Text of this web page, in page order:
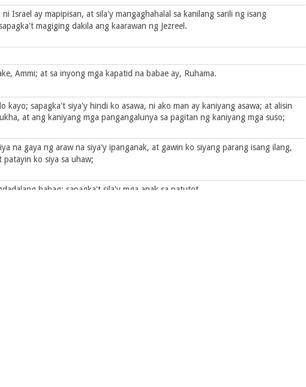
Israel ay mapipisan, at sila'y mangaghahalal sa kanilang sarili ng isang
magiging dakila ang kaarawan ng Jezreel.
Ammi; at sa inyong mga kapatid na babae ay, Ruhama.
kayo; sapagka't siya'y hindi ko asawa, ni ako man ay kaniyang asawa; at alisin
at ang kaniyang mga pangangalunya sa pagitan ng kaniyang mga suso;
na gaya ng araw na siya'y ipanganak, at gawin ko siyang parang isang ilang,
ko siya sa uhaw;
habag; sapagka't sila'y mga anak sa patutot.